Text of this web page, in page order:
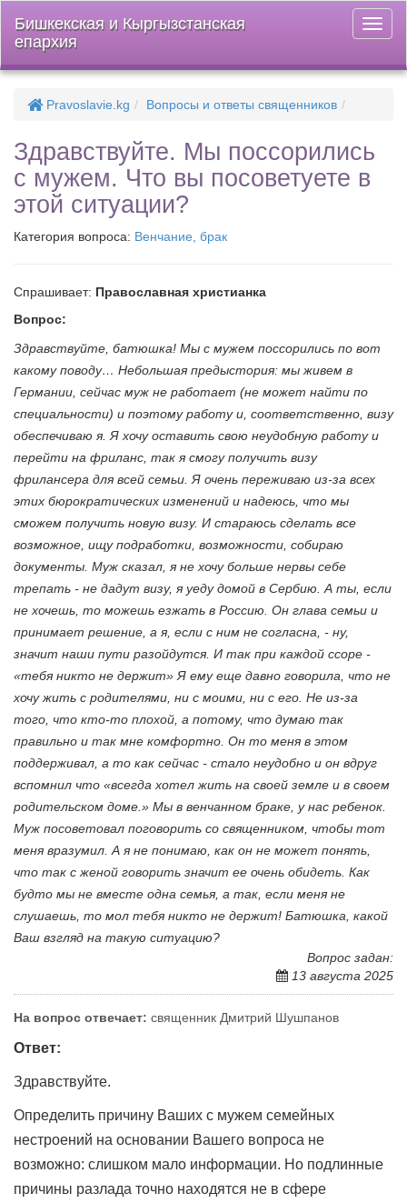
меню
Бишкекская и Кыргызстанская
епархия
Pravoslavie.kg Вопросы и ответы священников
Здравствуйте. Мы поссорились
с мужем. Что вы посоветуете в
этой ситуации?
Категория вопроса: Венчание, брак
Спрашивает: Православная христианка
Вопрос:
Здравствуйте, батюшка! Мы с мужем поссорились по вот
какому поводу… Небольшая предыстория: мы живем в
Германии, сейчас муж не работает (не может найти по
специальности) и поэтому работу и, соответственно, визу
обеспечиваю я. Я хочу оставить свою неудобную работу и
перейти на фриланс, так я смогу получить визу
фрилансера для всей семьи. Я очень переживаю из-за всех
этих бюрократических изменений и надеюсь, что мы
сможем получить новую визу. И стараюсь сделать все
возможное, ищу подработки, возможности, собираю
документы. Муж сказал, я не хочу больше нервы себе
трепать - не дадут визу, я уеду домой в Сербию. А ты, если
не хочешь, то можешь езжать в Россию. Он глава семьи и
принимает решение, а я, если с ним не согласна, - ну,
значит наши пути разойдутся. И так при каждой ссоре -
«тебя никто не держит» Я ему еще давно говорила, что не
хочу жить с родителями, ни с моими, ни с его. Не из-за
того, что кто-то плохой, а потому, что думаю так
правильно и так мне комфортно. Он то меня в этом
поддерживал, а то как сейчас - стало неудобно и он вдруг
вспомнил что «всегда хотел жить на своей земле и в своем
родительском доме.» Мы в венчанном браке, у нас ребенок.
Муж посоветовал поговорить со священником, чтобы тот
меня вразумил. А я не понимаю, как он не может понять,
что так с женой говорить значит ее очень обидеть. Как
будто мы не вместе одна семья, а так, если меня не
слушаешь, то мол тебя никто не держит! Батюшка, какой
Ваш взгляд на такую ситуацию?
Вопрос задан:
13 августа 2025
На вопрос отвечает: священник Дмитрий Шушпанов
Ответ:
Здравствуйте.
Определить причину Ваших с мужем семейных
нестроений на основании Вашего вопроса не
возможно: слишком мало информации. Но подлинные
причины разлада точно находятся не в сфере